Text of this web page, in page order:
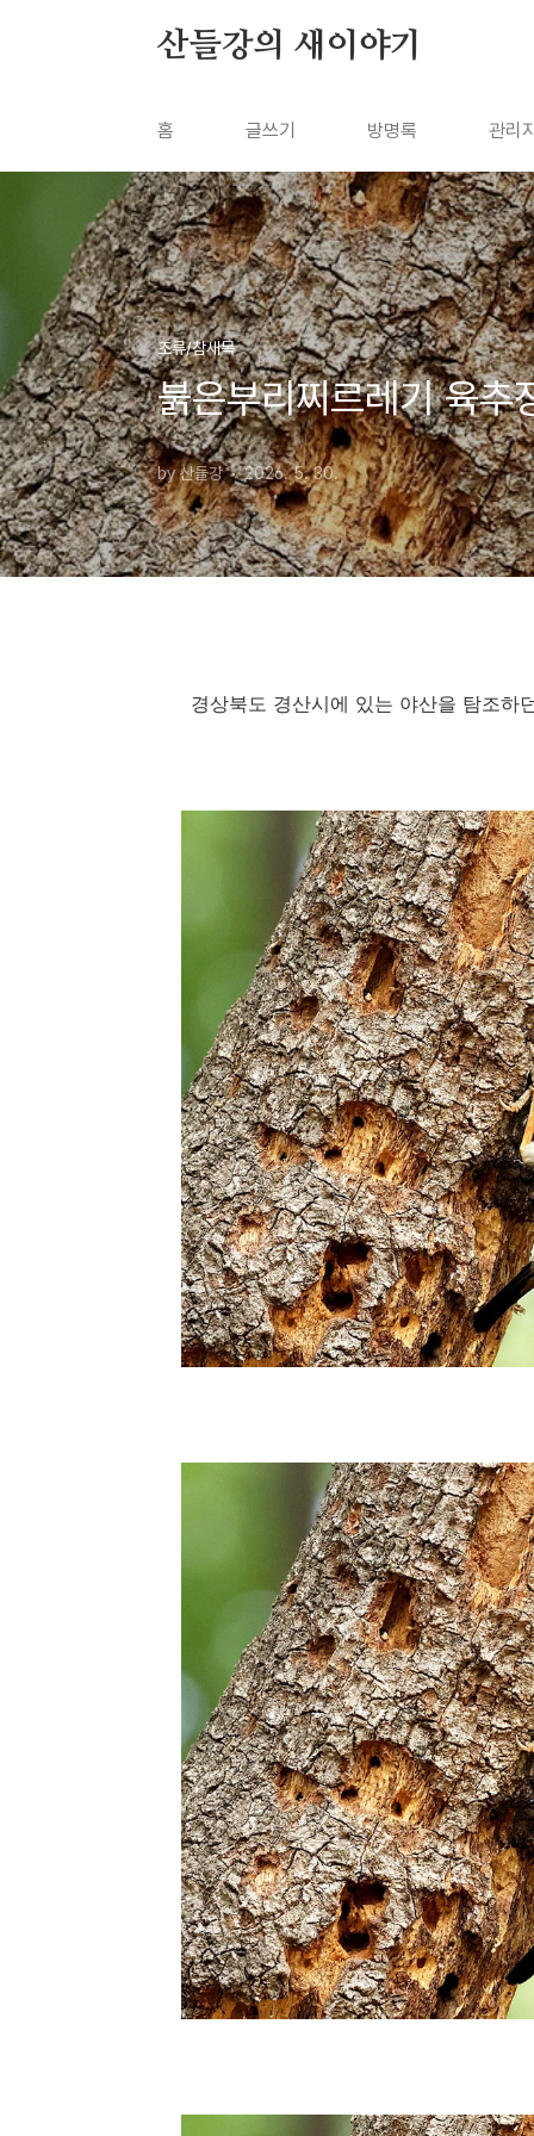
산들강의 새이야기
홈 글쓰기 방명록 관리
조류/참새목
붉은부리찌르레기 육추
by 산들강 2026. 5. 30.
경상북도 경산시에 있는 야산을 탐조하